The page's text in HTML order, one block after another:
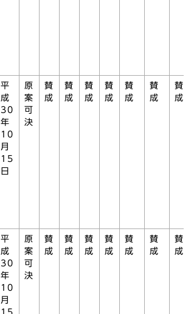
平
成
30
年
10
月
15
日
原
案
可
決
賛
成
賛
成
賛
成
賛
成
賛
成
賛
成
賛
成
平
成
30
年
10
月
15
原
案
可
決
賛
成
賛
成
賛
成
賛
成
賛
成
賛
成
賛
成